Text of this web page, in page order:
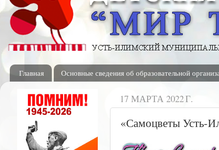
Главная Основные сведения об образовательной
17 МАРТА 2022 Г.
«Самоцветы Усть-